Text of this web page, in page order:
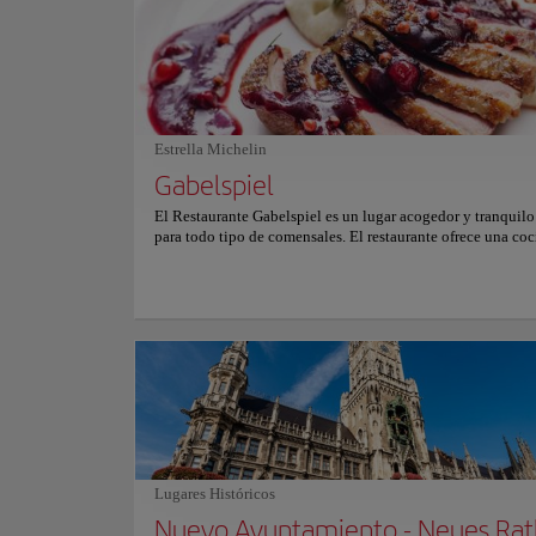
Rathaus y la fuente Fischbrunnen realzan el rico
arquitectónico del lugar. La atmósfera es vibrante y
caracterizada por un flujo constante de ciudadanos y
Artistas callejeros y mercados estacionales llenan el
Ofrece una mezcla cautivadora de historia solemne con un
ritmo urbano moderno. Para más información sobre
precios, por favor consulte su sitio web oficial.
Estrella Michelin
Gabelspiel
El Restaurante Gabelspiel es un lugar acogedor y
para todo tipo de comensales. El restaurante ofrece una
último, el menú está en constante cambio y ofrece platos
dependiendo del momento del año. Para más información
reservas y precios, consulte su web oficial.
Lugares Históricos